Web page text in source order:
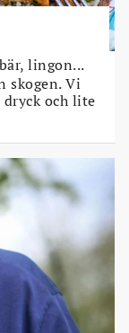
lingon...
skogen. Vi
dryck och lite